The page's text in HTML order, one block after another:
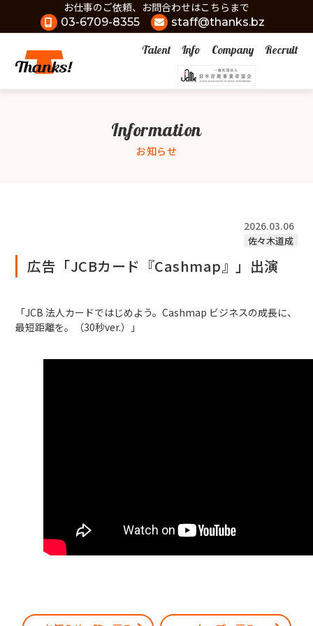
お仕事のご依頼、お問合わせはこちらまで
03-6709-8355 staff@thanks.bz
Talent Info Company Recruit
Information
お知らせ
2026.03.06
佐々木道成
広告「JCBカード『Cashmap』」出演
「JCB 法人カードではじめよう。Cashmap ビジネスの成長に、
最短距離を。（30秒ver.）」